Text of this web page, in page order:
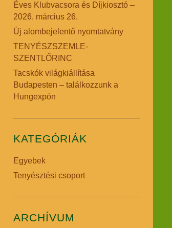
Éves Klubvacsora és Díjkiosztó –
2026. március 26.
Új alombejelentő nyomtatvány
TENYÉSZSZEMLE-
SZENTLŐRINC
Tacskók világkiállítása
Budapesten – találkozzunk a
Hungexpón
KATEGÓRIÁK
Egyebek
Tenyésztési csoport
ARCHÍVUM